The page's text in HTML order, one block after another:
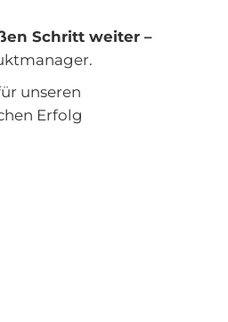
Schritt weiter –
unseren
Erfolg